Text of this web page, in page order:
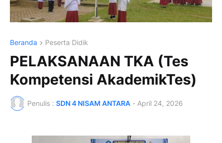
Beranda Peserta Didik
PELAKSANAAN TKA (Tes
Kompetensi AkademikTes)
Penulis : SDN 4 NISAM ANTARA - April 24, 2026